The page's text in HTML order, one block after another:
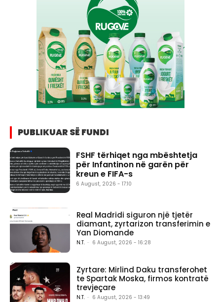
PUBLIKUAR SË FUNDI
FSHF tërhiqet nga mbështetja
për Infantinon në garën për
kreun e FIFA-s
6 August, 2026 - 17:10
Real Madridi siguron një tjetër
diamant, zyrtarizon transferimin e
Yan Diomande
N.T. - 6 August, 2026 - 16:28
Zyrtare: Mirlind Daku transferohet
te Spartak Moska, firmos kontratë
trevjeçare
N.T. - 6 August, 2026 - 13:49